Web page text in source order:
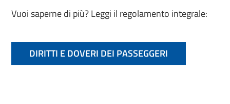
Vuoi saperne di più? Leggi il regolamento integrale:
DIRITTI E DOVERI DEI PASSEGGERI